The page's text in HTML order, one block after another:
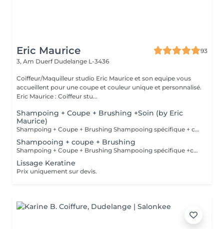
Eric Maurice
93
3, Am Duerf Dudelange L-3436
Coiffeur/Maquilleur studio Eric Maurice et son equipe vous
accueillent pour une coupe et couleur unique et personnalisé.
Eric Maurice : Coiffeur stu...
Shampoing + Coupe + Brushing +Soin (by Eric
Maurice)
Shampoing + Coupe + Brushing Shampooing spécifique + conditionner offert
Shampooing + coupe + Brushing
Shampoing + Coupe + Brushing Shampooing spécifique +conditionner offert
Lissage Keratine
Prix uniquement sur devis.